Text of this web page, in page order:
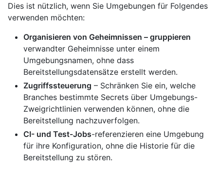
Dies ist nützlich, wenn Sie Umgebungen für Folgendes
verwenden möchten:
Organisieren von Geheimnissen – gruppieren
verwandter Geheimnisse unter einem
Umgebungsnamen, ohne dass
Bereitstellungsdatensätze erstellt werden.
Zugriffssteuerung – Schränken Sie ein, welche
Branches bestimmte Secrets über Umgebungs-
Zweigrichtlinien verwenden können, ohne die
Bereitstellung nachzuverfolgen.
CI- und Test-Jobs-referenzieren eine Umgebung
für ihre Konfiguration, ohne die Historie für die
Bereitstellung zu stören.